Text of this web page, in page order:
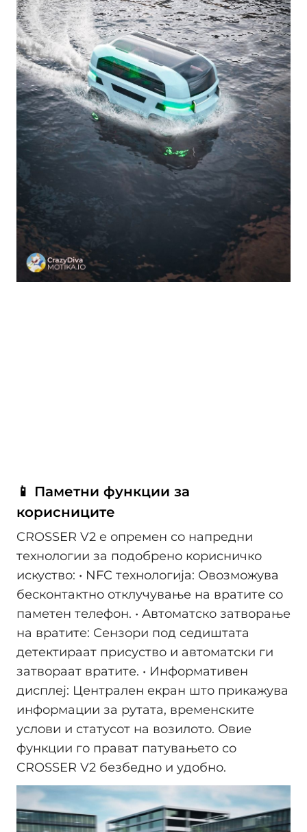
📱 Паметни функции за
корисниците
CROSSER V2 е опремен со напредни
технологии за подобрено корисничко
искуство: • NFC технологија: Овозможува
бесконтактно отклучување на вратите со
паметен телефон. • Автоматско затворање
на вратите: Сензори под седиштата
детектираат присуство и автоматски ги
затвораат вратите. • Информативен
дисплеј: Централен екран што прикажува
информации за рутата, временските
услови и статусот на возилото. Овие
функции го прават патувањето со
CROSSER V2 безбедно и удобно.